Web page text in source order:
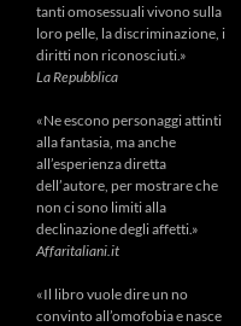
tanti omosessuali vivono sulla
loro pelle, la discriminazione, i
diritti non riconosciuti.»
La Repubblica
«Ne escono personaggi attinti
alla fantasia, ma anche
all’esperienza diretta
dell’autore, per mostrare che
non ci sono limiti alla
declinazione degli affetti.»
Affaritaliani.it
«Il libro vuole dire un no
convinto all’omofobia e nasce